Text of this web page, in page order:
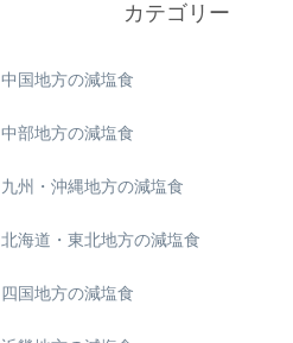
カテゴリー
中国地方の減塩食
中部地方の減塩食
九州・沖縄地方の減塩食
北海道・東北地方の減塩食
四国地方の減塩食